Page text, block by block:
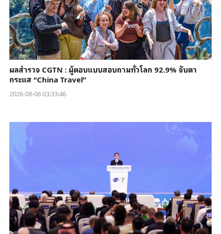
ผลสำรวจ CGTN : ผู้ตอบแบบสอบถามทั่วโลก 92.9% จับตา
กระแส “China Travel”
2026-08-06 03:33:46